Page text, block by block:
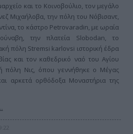
και το Κοινοβούλιο, τον μεγάλο
Μιχαήλοβα, την πόλη του Νόβισαντ,
το κάστρο Petrovaradin, με ωραία
την πλατεία Slobodan, το
πόλη Stremsi karlovsi ιστορική έδρα
και τον καθεδρικό ναό του Αγίου
πόλη Νις, όπου γεννήθηκε ο Μέγας
αρκετά ορθόδοξα Μοναστήρια της